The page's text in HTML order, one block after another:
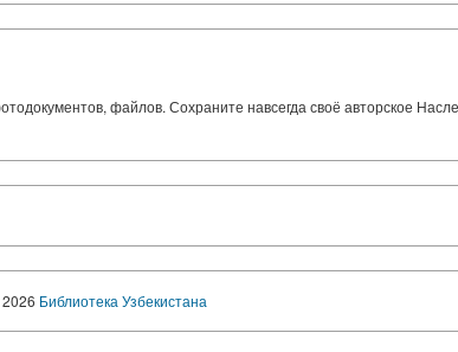
файлов. Сохраните навсегда своё авторское
Библиотека Узбекистана